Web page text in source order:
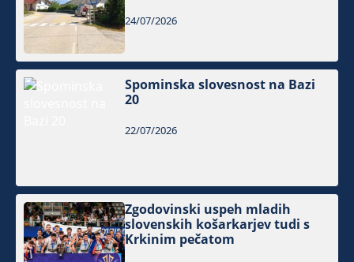
24/07/2026
Spominska slovesnost na Bazi
20
22/07/2026
Zgodovinski uspeh mladih
slovenskih košarkarjev tudi s
Krkinim pečatom